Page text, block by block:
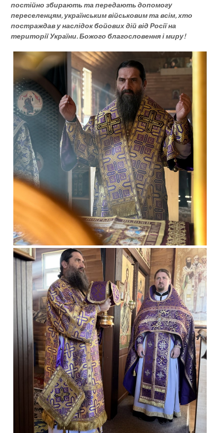
постійно збирають та передають допомогу
переселенцям, українським військовим та всім, хто
постраждав у наслідок бойових дій від Росії на
території України. Божого благословення і миру!